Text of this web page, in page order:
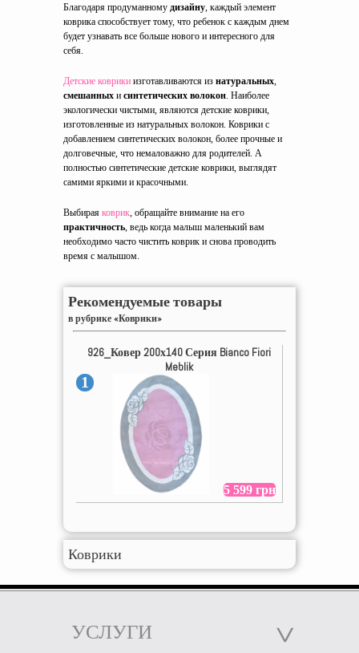
Благодаря продуманному дизайну, каждый элемент
коврика способствует тому, что ребенок с каждым днем
будет узнавать все больше нового и интересного для
себя.
Детские коврики изготавливаются из натуральных,
смешанных и синтетических волокон. Наиболее
экологически чистыми, являются детские коврики,
изготовленные из натуральных волокон. Коврики с
добавлением синтетических волокон, более прочные и
долговечные, что немаловажно для родителей. А
полностью синтетические детские коврики, выглядят
самими яркими и красочными.
Выбирая коврик, обращайте внимание на его
практичность, ведь когда малыш маленький вам
необходимо часто чистить коврик и снова проводить
время с малышом.
Рекомендуемые товары
в рубрике «Коврики»
926_Ковер 200х140 Серия Bianco Fiori
Meblik
1
5 599 грн
Коврики
УСЛУГИ